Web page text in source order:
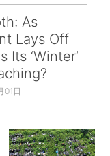
As
Lays Off
Its ‘Winter’
01日